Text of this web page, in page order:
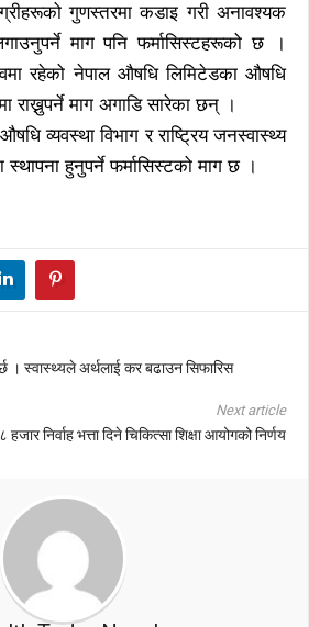
गुणस्तरमा कडाइ गरी अनावश्यक
माग पनि फर्मासिस्टहरूको छ ।
रहेको नेपाल औषधि लिमिटेडका औषधि
राख्नुपर्ने माग अगाडि सारेका छन् ।
व्यवस्था विभाग र राष्ट्रिय जनस्वास्थ्य
स्थापना हुनुपर्ने फर्मासिस्टको माग छ ।
। स्वास्थ्यले अर्थलाई कर बढाउन सिफारिस
Next article
निर्वाह भत्ता दिने चिकित्सा शिक्षा आयोगको निर्णय